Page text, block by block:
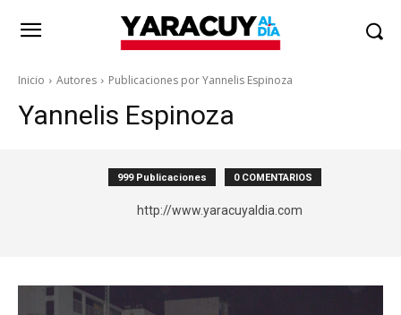
Inicio Autores Publicaciones por Yannelis Espinoza
Yannelis Espinoza
999 Publicaciones 0 COMENTARIOS
http://www.yaracuyaldia.com